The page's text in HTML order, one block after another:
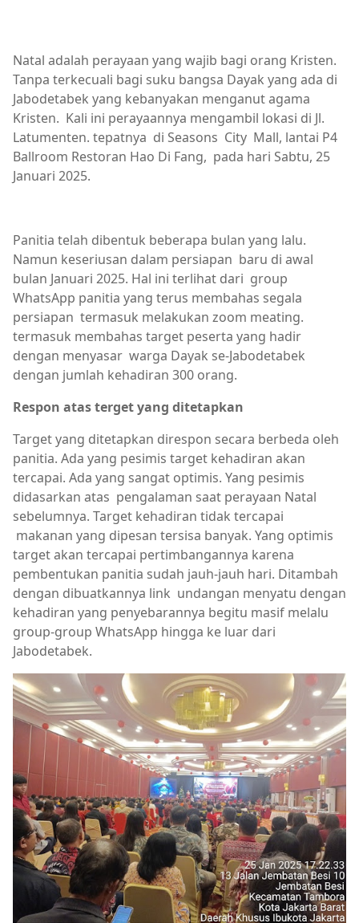
Natal adalah perayaan yang wajib bagi orang Kristen.
Tanpa terkecuali bagi suku bangsa Dayak yang ada di
Jabodetabek yang kebanyakan menganut agama
Kristen. Kali ini perayaannya mengambil lokasi di Jl.
Latumenten. tepatnya di Seasons City Mall, lantai P4
Ballroom Restoran Hao Di Fang, pada hari Sabtu, 25
Januari 2025.
Panitia telah dibentuk beberapa bulan yang lalu.
Namun keseriusan dalam persiapan baru di awal
bulan Januari 2025. Hal ini terlihat dari group
WhatsApp panitia yang terus membahas segala
persiapan termasuk melakukan zoom meating.
termasuk membahas target peserta yang hadir
dengan menyasar warga Dayak se-Jabodetabek
dengan jumlah kehadiran 300 orang.
Respon atas terget yang ditetapkan
Target yang ditetapkan direspon secara berbeda oleh
panitia. Ada yang pesimis target kehadiran akan
tercapai. Ada yang sangat optimis. Yang pesimis
didasarkan atas pengalaman saat perayaan Natal
sebelumnya. Target kehadiran tidak tercapai
makanan yang dipesan tersisa banyak. Yang optimis
target akan tercapai pertimbangannya karena
pembentukan panitia sudah jauh-jauh hari. Ditambah
dengan dibuatkannya link undangan menyatu dengan
kehadiran yang penyebarannya begitu masif melalu
group-group WhatsApp hingga ke luar dari
Jabodetabek.